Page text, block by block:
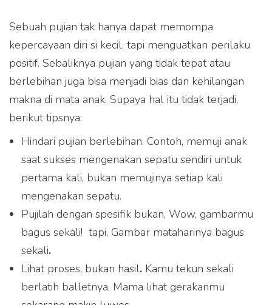
Sebuah pujian tak hanya dapat memompa
kepercayaan diri si kecil, tapi menguatkan perilaku
positif. Sebaliknya pujian yang tidak tepat atau
berlebihan juga bisa menjadi bias dan kehilangan
makna di mata anak. Supaya hal itu tidak terjadi,
berikut tipsnya:
Hindari pujian berlebihan. Contoh, memuji anak
saat sukses mengenakan sepatu sendiri untuk
pertama kali, bukan memujinya setiap kali
mengenakan sepatu.
Pujilah dengan spesifik bukan, Wow, gambarmu
bagus sekali! tapi, Gambar mataharinya bagus
sekali.
Lihat proses, bukan hasil. Kamu tekun sekali
berlatih balletnya, Mama lihat gerakanmu